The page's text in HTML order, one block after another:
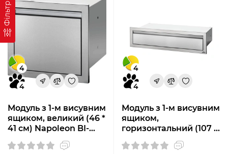
Фільтр
4
4
Модуль з 1-м висувним
ящиком, великий (46 *
41 см) Napoleon BI-
4
4
Модуль з 1-м висувним
ящиком,
горизонтальний (107 *
20 см) Napoleon BI-
4208-1DR